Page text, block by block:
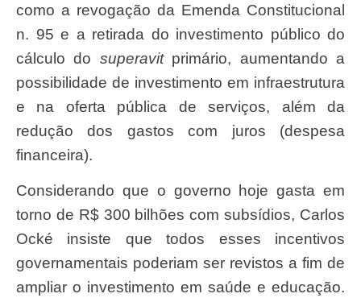
como a revogação da Emenda Constitucional
n. 95 e a retirada do investimento público do
cálculo do superavitprimário, aumentando a
possibilidade de investimento em infraestrutura
e na oferta pública de serviços, além da
redução dos gastos com juros (despesa
financeira).
Considerando que o governo hoje gasta em
torno de R$ 300 bilhões com subsídios, Carlos
Ocké insiste que todos esses incentivos
governamentais poderiam ser revistos a fim de
ampliar o investimento em saúde e educação.